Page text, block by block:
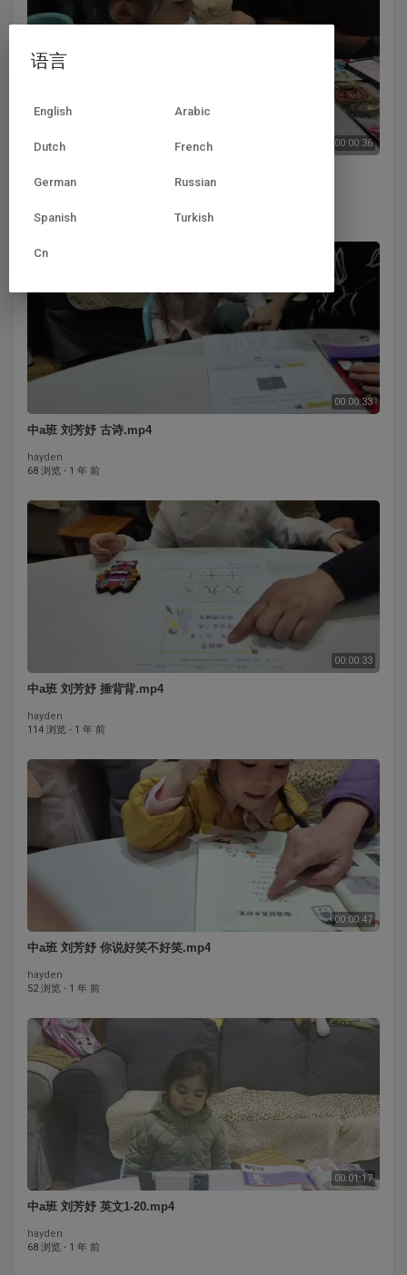
00:00:36
86 浏览
1 年 前
00:00:33
中a班 刘芳妤 古诗.mp4
hayden
68 浏览 · 1 年 前
00:00:33
中a班 刘芳妤 捶背背.mp4
hayden
114 浏览 · 1 年 前
00:00:47
中a班 刘芳妤 你说好笑不好笑.mp4
hayden
52 浏览 · 1 年 前
00:01:17
中a班 刘芳妤 英文1-20.mp4
hayden
68 浏览 · 1 年 前
语言
English Arabic
Dutch French
German Russian
Spanish Turkish
Cn